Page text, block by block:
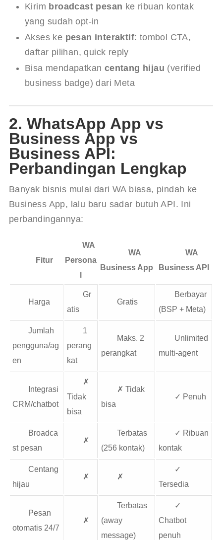
Kirim broadcast pesan ke ribuan kontak
yang sudah opt-in
Akses ke pesan interaktif: tombol CTA,
daftar pilihan, quick reply
Bisa mendapatkan centang hijau (verified
business badge) dari Meta
2. WhatsApp App vs
Business App vs
Business API:
Perbandingan Lengkap
Banyak bisnis mulai dari WA biasa, pindah ke
Business App, lalu baru sadar butuh API. Ini
perbandingannya:
Fitur
WA
Persona
WA
Business App
WA
Business API
Harga
Gr
atis
Gratis
Berbayar
(BSP + Meta)
Jumlah
pengguna/ag
en
1
perang
kat
Maks. 2
perangkat
Unlimited
multi-agent
Integrasi
CRM/chatbot
✗
Tidak
bisa
✗ Tidak
bisa
✓ Penuh
Broadca
st pesan
✗
Terbatas
(256 kontak)
✓ Ribuan
kontak
Centang
hijau
✗ ✗
✓
Tersedia
Pesan
otomatis 24/7
✗
Terbatas
(away
message)
✓
Chatbot
penuh